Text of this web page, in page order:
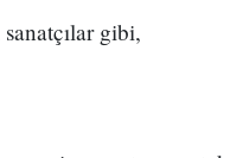
gibi,